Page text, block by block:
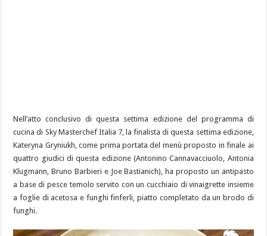
Nell’atto conclusivo di questa settima edizione del programma di
cucina di Sky Masterchef Italia 7, la finalista di questa settima edizione,
Kateryna Gryniukh, come prima portata del menù proposto in finale ai
quattro giudici di questa edizione (Antonino Cannavacciuolo, Antonia
Klugmann, Bruno Barbieri e Joe Bastianich), ha proposto un antipasto
a base di pesce temolo servito con un cucchiaio di vinaigrette insieme
a foglie di acetosa e funghi finferli, piatto completato da un brodo di
funghi.